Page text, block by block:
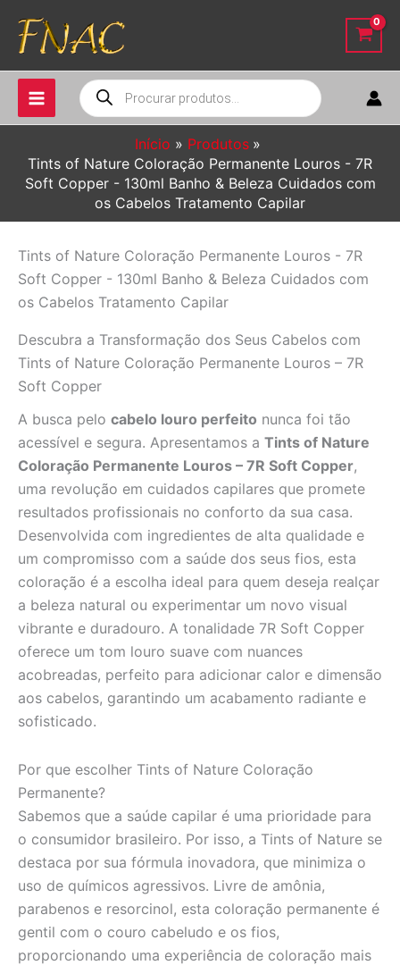
para
conteúdo
Pesquisar
produtos
Início
Produtos
Tints of Nature Coloração Permanente Louros - 7R
Soft Copper - 130ml Banho & Beleza Cuidados com
os Cabelos Tratamento Capilar
Tints of Nature Coloração Permanente Louros - 7R
Soft Copper - 130ml Banho & Beleza Cuidados com
os Cabelos Tratamento Capilar
Descubra a Transformação dos Seus Cabelos com
Tints of Nature Coloração Permanente Louros – 7R
Soft Copper
A busca pelo cabelo louro perfeito nunca foi tão
acessível e segura. Apresentamos a Tints of Nature
Coloração Permanente Louros – 7R Soft Copper,
uma revolução em cuidados capilares que promete
resultados profissionais no conforto da sua casa.
Desenvolvida com ingredientes de alta qualidade e
um compromisso com a saúde dos seus fios, esta
coloração é a escolha ideal para quem deseja realçar
a beleza natural ou experimentar um novo visual
vibrante e duradouro. A tonalidade 7R Soft Copper
oferece um tom louro suave com nuances
acobreadas, perfeito para adicionar calor e dimensão
aos cabelos, garantindo um acabamento radiante e
sofisticado.
Por que escolher Tints of Nature Coloração
Permanente?
Sabemos que a saúde capilar é uma prioridade para
o consumidor brasileiro. Por isso, a Tints of Nature se
destaca por sua fórmula inovadora, que minimiza o
uso de químicos agressivos. Livre de amônia,
parabenos e resorcinol, esta coloração permanente é
gentil com o couro cabeludo e os fios,
proporcionando uma experiência de coloração mais